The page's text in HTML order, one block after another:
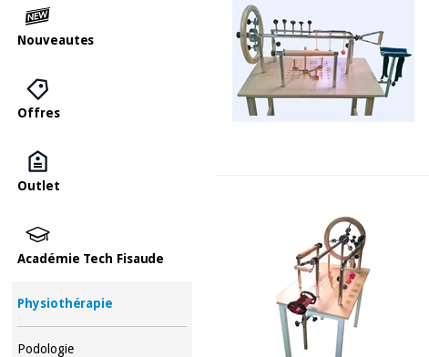
Nouveautes
Offres
Outlet
Académie Tech Fisaude
Physiothérapie
Podologie